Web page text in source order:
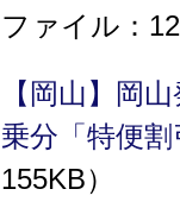
ファイル：
【岡山】岡
乗分「特便
155KB）